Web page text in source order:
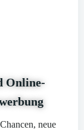
Online-
neue